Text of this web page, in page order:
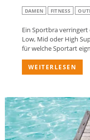
DAMEN FITNESS
Ein Sportbra
Low, Mid oder High
für welche Sportart
WEITERLESEN